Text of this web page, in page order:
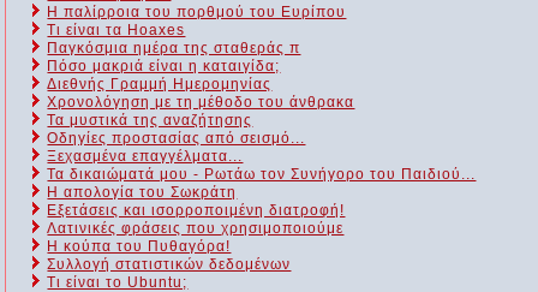
Η παλίρροια του πορθμού του Ευρίπου
Τι είναι τα Hoaxes
Παγκόσμια ημέρα της σταθεράς π
Πόσο μακριά είναι η καταιγίδα;
Διεθνής Γραμμή Ημερομηνίας
Χρονολόγηση με τη μέθοδο του άνθρακα
Τα μυστικά της αναζήτησης
Οδηγίες προστασίας από σεισμό...
Ξεχασμένα επαγγέλματα...
Τα δικαιώματά μου - Ρωτάω τον Συνήγορο του Παιδιού...
Η απολογία του Σωκράτη
Εξετάσεις και ισορροποιμένη διατροφή!
Λατινικές φράσεις που χρησιμοποιούμε
Η κούπα του Πυθαγόρα!
Συλλογή στατιστικών δεδομένων
Τι είναι το Ubuntu;